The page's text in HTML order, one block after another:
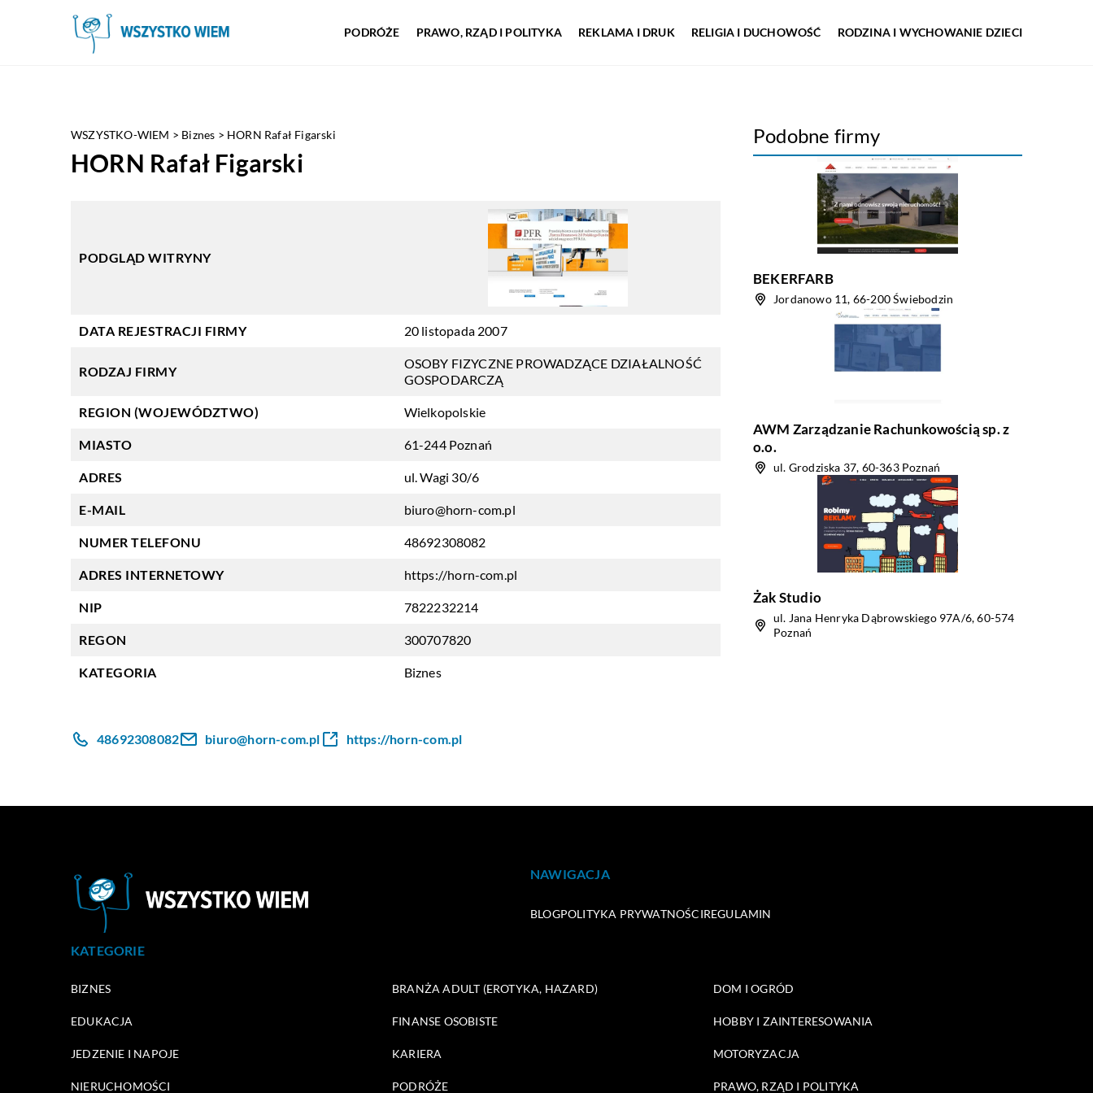
PODRÓŻE PRAWO, RZĄD I POLITYKA REKLAMA I DRUK RELIGIA I DUCHOWOŚĆ RODZINA I WYCHOWANIE DZIECI
WSZYSTKO-WIEM > Biznes > HORN Rafał Figarski
HORN Rafał Figarski
PODGLĄD WITRYNY
DATA REJESTRACJI FIRMY 20 listopada 2007
RODZAJ FIRMY
OSOBY FIZYCZNE PROWADZĄCE DZIAŁALNOŚĆ
GOSPODARCZĄ
REGION (WOJEWÓDZTWO) Wielkopolskie
MIASTO 61-244 Poznań
ADRES ul. Wagi 30/6
E-MAIL biuro@horn-com.pl
NUMER TELEFONU 48692308082
ADRES INTERNETOWY https://horn-com.pl
NIP 7822232214
REGON 300707820
KATEGORIA Biznes
Podobne firmy
BEKERFARB
Jordanowo 11, 66-200 Świebodzin
AWM Zarządzanie Rachunkowością sp. z
o.o.
ul. Grodziska 37, 60-363 Poznań
Żak Studio
ul. Jana Henryka Dąbrowskiego 97A/6, 60-574
Poznań
48692308082 biuro@horn-com.pl https://horn-com.pl
NAWIGACJA
BLOGPOLITYKA PRYWATNOŚCIREGULAMIN
KATEGORIE
BIZNES BRANŻA ADULT (EROTYKA, HAZARD) DOM I OGRÓD
EDUKACJA FINANSE OSOBISTE HOBBY I ZAINTERESOWANIA
JEDZENIE I NAPOJE KARIERA MOTORYZACJA
NIERUCHOMOŚCI PODRÓŻE PRAWO, RZĄD I POLITYKA